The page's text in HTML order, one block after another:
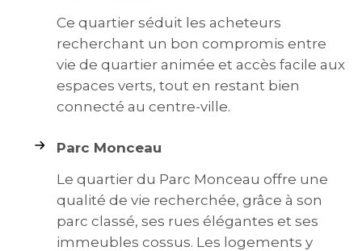
Ce quartier séduit les acheteurs
recherchant un bon compromis entre
vie de quartier animée et accès facile aux
espaces verts, tout en restant bien
connecté au centre-ville.
Parc Monceau
Le quartier du Parc Monceau offre une
qualité de vie recherchée, grâce à son
parc classé, ses rues élégantes et ses
immeubles cossus. Les logements y